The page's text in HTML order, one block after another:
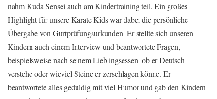
nahm Kuda Sensei auch am Kindertraining teil. Ein großes
Highlight für unsere Karate Kids war dabei die persönliche
Übergabe von Gurtprüfungsurkunden. Er stellte sich unseren
Kindern auch einem Interview und beantwortete Fragen,
beispielsweise nach seinem Lieblingsessen, ob er Deutsch
verstehe oder wieviel Steine er zerschlagen könne. Er
beantwortete alles geduldig mit viel Humor und gab den Kindern